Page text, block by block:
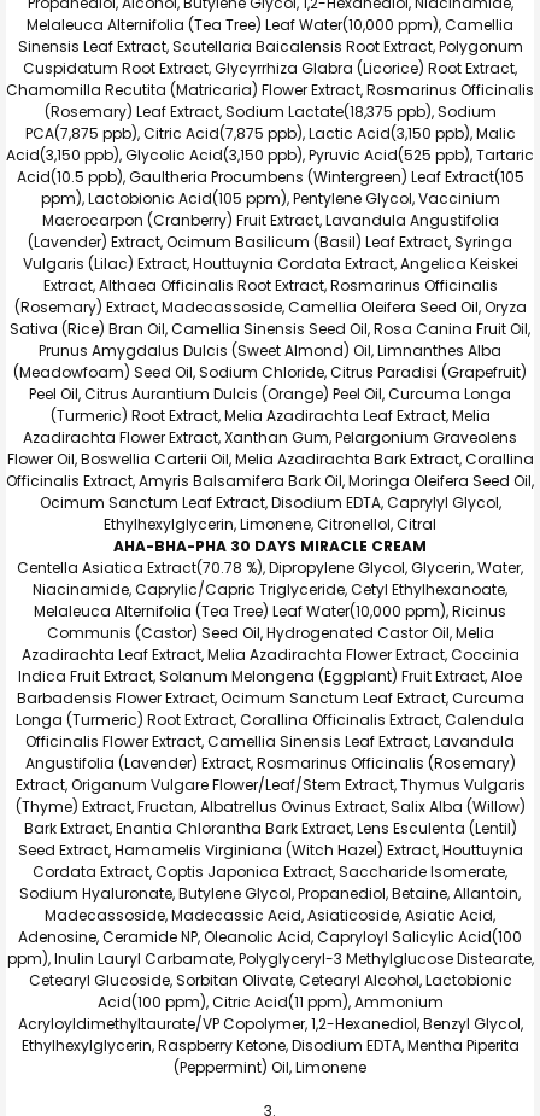
Melaleuca Alternifolia (Tea Tree) Leaf Water(10,000 ppm), Camellia
Sinensis Leaf Extract, Scutellaria Baicalensis Root Extract, Polygonum
Cuspidatum Root Extract, Glycyrrhiza Glabra (Licorice) Root Extract,
Chamomilla Recutita (Matricaria) Flower Extract, Rosmarinus Officinalis
(Rosemary) Leaf Extract, Sodium Lactate(18,375 ppb), Sodium
PCA(7,875 ppb), Citric Acid(7,875 ppb), Lactic Acid(3,150 ppb), Malic
Acid(3,150 ppb), Glycolic Acid(3,150 ppb), Pyruvic Acid(525 ppb), Tartaric
Acid(10.5 ppb), Gaultheria Procumbens (Wintergreen) Leaf Extract(105
ppm), Lactobionic Acid(105 ppm), Pentylene Glycol, Vaccinium
Macrocarpon (Cranberry) Fruit Extract, Lavandula Angustifolia
(Lavender) Extract, Ocimum Basilicum (Basil) Leaf Extract, Syringa
Vulgaris (Lilac) Extract, Houttuynia Cordata Extract, Angelica Keiskei
Extract, Althaea Officinalis Root Extract, Rosmarinus Officinalis
(Rosemary) Extract, Madecassoside, Camellia Oleifera Seed Oil, Oryza
Sativa (Rice) Bran Oil, Camellia Sinensis Seed Oil, Rosa Canina Fruit Oil,
Prunus Amygdalus Dulcis (Sweet Almond) Oil, Limnanthes Alba
(Meadowfoam) Seed Oil, Sodium Chloride, Citrus Paradisi (Grapefruit)
Peel Oil, Citrus Aurantium Dulcis (Orange) Peel Oil, Curcuma Longa
(Turmeric) Root Extract, Melia Azadirachta Leaf Extract, Melia
Azadirachta Flower Extract, Xanthan Gum, Pelargonium Graveolens
Flower Oil, Boswellia Carterii Oil, Melia Azadirachta Bark Extract, Corallina
Officinalis Extract, Amyris Balsamifera Bark Oil, Moringa Oleifera Seed Oil,
Ocimum Sanctum Leaf Extract, Disodium EDTA, Caprylyl Glycol,
Ethylhexylglycerin, Limonene, Citronellol, Citral
AHA-BHA-PHA 30 DAYS MIRACLE CREAM
Centella Asiatica Extract(70.78 %), Dipropylene Glycol, Glycerin, Water,
Niacinamide, Caprylic/Capric Triglyceride, Cetyl Ethylhexanoate,
Melaleuca Alternifolia (Tea Tree) Leaf Water(10,000 ppm), Ricinus
Communis (Castor) Seed Oil, Hydrogenated Castor Oil, Melia
Azadirachta Leaf Extract, Melia Azadirachta Flower Extract, Coccinia
Indica Fruit Extract, Solanum Melongena (Eggplant) Fruit Extract, Aloe
Barbadensis Flower Extract, Ocimum Sanctum Leaf Extract, Curcuma
Longa (Turmeric) Root Extract, Corallina Officinalis Extract, Calendula
Officinalis Flower Extract, Camellia Sinensis Leaf Extract, Lavandula
Angustifolia (Lavender) Extract, Rosmarinus Officinalis (Rosemary)
Extract, Origanum Vulgare Flower/Leaf/Stem Extract, Thymus Vulgaris
(Thyme) Extract, Fructan, Albatrellus Ovinus Extract, Salix Alba (Willow)
Bark Extract, Enantia Chlorantha Bark Extract, Lens Esculenta (Lentil)
Seed Extract, Hamamelis Virginiana (Witch Hazel) Extract, Houttuynia
Cordata Extract, Coptis Japonica Extract, Saccharide Isomerate,
Sodium Hyaluronate, Butylene Glycol, Propanediol, Betaine, Allantoin,
Madecassoside, Madecassic Acid, Asiaticoside, Asiatic Acid,
Adenosine, Ceramide NP, Oleanolic Acid, Capryloyl Salicylic Acid(100
ppm), Inulin Lauryl Carbamate, Polyglyceryl-3 Methylglucose Distearate,
Cetearyl Glucoside, Sorbitan Olivate, Cetearyl Alcohol, Lactobionic
Acid(100 ppm), Citric Acid(11 ppm), Ammonium
Acryloyldimethyltaurate/VP Copolymer, 1,2-Hexanediol, Benzyl Glycol,
Ethylhexylglycerin, Raspberry Ketone, Disodium EDTA, Mentha Piperita
(Peppermint) Oil, Limonene